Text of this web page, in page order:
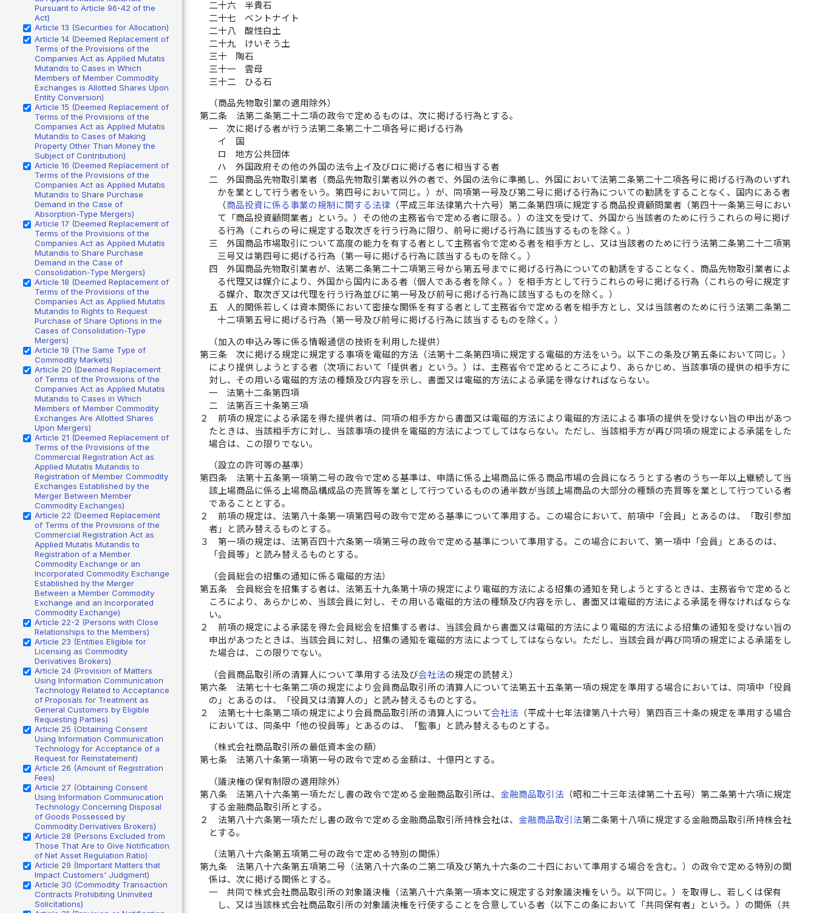
Pursuant to Article 96-42 of the
Act)
Article 13 (Securities for Allocation)
Article 14 (Deemed Replacement of
Terms of the Provisions of the
Companies Act as Applied Mutatis
Mutandis to Cases in Which
Members of Member Commodity
Exchanges is Allotted Shares Upon
Entity Conversion)
Article 15 (Deemed Replacement of
Terms of the Provisions of the
Companies Act as Applied Mutatis
Mutandis to Cases of Making
Property Other Than Money the
Subject of Contribution)
Article 16 (Deemed Replacement of
Terms of the Provisions of the
Companies Act as Applied Mutatis
Mutandis to Share Purchase
Demand in the Case of
Absorption-Type Mergers)
Article 17 (Deemed Replacement of
Terms of the Provisions of the
Companies Act as Applied Mutatis
Mutandis to Share Purchase
Demand in the Case of
Consolidation-Type Mergers)
Article 18 (Deemed Replacement of
Terms of the Provisions of the
Companies Act as Applied Mutatis
Mutandis to Rights to Request
Purchase of Share Options in the
Cases of Consolidation-Type
Mergers)
Article 19 (The Same Type of
Commodity Markets)
Article 20 (Deemed Replacement
of Terms of the Provisions of the
Companies Act as Applied Mutatis
Mutandis to Cases in Which
Members of Member Commodity
Exchanges Are Allotted Shares
Upon Mergers)
Article 21 (Deemed Replacement of
Terms of the Provisions of the
Commercial Registration Act as
Applied Mutatis Mutandis to
Registration of Member Commodity
Exchanges Established by the
Merger Between Member
Commodity Exchanges)
Article 22 (Deemed Replacement
of Terms of the Provisions of the
Commercial Registration Act as
Applied Mutatis Mutandis to
Registration of a Member
Commodity Exchange or an
Incorporated Commodity Exchange
Established by the Merger
Between a Member Commodity
Exchange and an Incorporated
Commodity Exchange)
Article 22-2 (Persons with Close
Relationships to the Members)
Article 23 (Entities Eligible for
Licensing as Commodity
Derivatives Brokers)
Article 24 (Provision of Matters
Using Information Communication
Technology Related to Acceptance
of Proposals for Treatment as
General Customers by Eligible
Requesting Parties)
Article 25 (Obtaining Consent
Using Information Communication
Technology for Acceptance of a
Request for Reinstatement)
Article 26 (Amount of Registration
Fees)
Article 27 (Obtaining Consent
Using Information Communication
Technology Concerning Disposal
of Goods Possessed by
Commodity Derivatives Brokers)
Article 28 (Persons Excluded from
Those That Are to Give Notification
of Net Asset Regulation Ratio)
Article 29 (Important Matters that
Impact Customers' Judgment)
Article 30 (Commodity Transaction
Contracts Prohibiting Uninvited
Solicitations)
二十六
半貴石
二十七
ベントナイト
二十八
酸性白土
二十九
けいそう土
三十
陶石
三十一
雲母
三十二
ひる石
（商品先物取引業の適用除外）
第二条
法第二条第二十二項の政令で定めるものは、次に掲げる行為とする。
一
次に掲げる者が行う法第二条第二十二項各号に掲げる行為
イ
国
ロ
地方公共団体
ハ
外国政府その他の外国の法令上イ及びロに掲げる者に相当する者
二
外国商品先物取引業者（商品先物取引業者以外の者で、外国の法令に準拠し、外国において法第二条第二十二項各号に掲げる行為のいずれ
かを業として行う者をいう。第四号において同じ。）が、同項第一号及び第二号に掲げる行為についての勧誘をすることなく、国内にある者
（商品投資に係る事業の規制に関する法律 （平成三年法律第六十六号）第二条第四項に規定する商品投資顧問業者（第四十一条第三号におい
て「商品投資顧問業者」という。）その他の主務省令で定める者に限る。）の注文を受けて、外国から当該者のために行うこれらの号に掲げ
る行為（これらの号に規定する取次ぎを行う行為に限り、前号に掲げる行為に該当するものを除く。）
三
外国商品市場取引について高度の能力を有する者として主務省令で定める者を相手方とし、又は当該者のために行う法第二条第二十二項第
三号又は第四号に掲げる行為（第一号に掲げる行為に該当するものを除く。）
四
外国商品先物取引業者が、法第二条第二十二項第三号から第五号までに掲げる行為についての勧誘をすることなく、商品先物取引業者によ
る代理又は媒介により、外国から国内にある者（個人である者を除く。）を相手方として行うこれらの号に掲げる行為（これらの号に規定す
る媒介、取次ぎ又は代理を行う行為並びに第一号及び前号に掲げる行為に該当するものを除く。）
五
人的関係若しくは資本関係において密接な関係を有する者として主務省令で定める者を相手方とし、又は当該者のために行う法第二条第二
十二項第五号に掲げる行為（第一号及び前号に掲げる行為に該当するものを除く。）
（加入の申込み等に係る情報通信の技術を利用した提供）
第三条
次に掲げる規定に規定する事項を電磁的方法（法第十二条第四項に規定する電磁的方法をいう。以下この条及び第五条において同じ。）
により提供しようとする者（次項において「提供者」という。）は、主務省令で定めるところにより、あらかじめ、当該事項の提供の相手方に
対し、その用いる電磁的方法の種類及び内容を示し、書面又は電磁的方法による承諾を得なければならない。
一
法第十二条第四項
二
法第百三十条第三項
２
前項の規定による承諾を得た提供者は、同項の相手方から書面又は電磁的方法により電磁的方法による事項の提供を受けない旨の申出があつ
たときは、当該相手方に対し、当該事項の提供を電磁的方法によつてしてはならない。ただし、当該相手方が再び同項の規定による承諾をした
場合は、この限りでない。
（設立の許可等の基準）
第四条
法第十五条第一項第二号の政令で定める基準は、申請に係る上場商品に係る商品市場の会員になろうとする者のうち一年以上継続して当
該上場商品に係る上場商品構成品の売買等を業として行つているものの過半数が当該上場商品の大部分の種類の売買等を業として行つている者
であることとする。
２
前項の規定は、法第八十条第一項第四号の政令で定める基準について準用する。この場合において、前項中「会員」とあるのは、「取引参加
者」と読み替えるものとする。
３
第一項の規定は、法第百四十六条第一項第三号の政令で定める基準について準用する。この場合において、第一項中「会員」とあるのは、
「会員等」と読み替えるものとする。
（会員総会の招集の通知に係る電磁的方法）
第五条
会員総会を招集する者は、法第五十九条第十項の規定により電磁的方法による招集の通知を発しようとするときは、主務省令で定めると
ころにより、あらかじめ、当該会員に対し、その用いる電磁的方法の種類及び内容を示し、書面又は電磁的方法による承諾を得なければならな
い。
２
前項の規定による承諾を得た会員総会を招集する者は、当該会員から書面又は電磁的方法により電磁的方法による招集の通知を受けない旨の
申出があつたときは、当該会員に対し、招集の通知を電磁的方法によつてしてはならない。ただし、当該会員が再び同項の規定による承諾をし
た場合は、この限りでない。
（会員商品取引所の清算人について準用する法及び会社法の規定の読替え）
第六条
法第七十七条第二項の規定により会員商品取引所の清算人について法第五十五条第一項の規定を準用する場合においては、同項中「役員
の」とあるのは、「役員又は清算人の」と読み替えるものとする。
２
法第七十七条第二項の規定により会員商品取引所の清算人について会社法（平成十七年法律第八十六号）第四百三十条の規定を準用する場合
においては、同条中「他の役員等」とあるのは、「監事」と読み替えるものとする。
（株式会社商品取引所の最低資本金の額）
第七条
法第八十条第一項第一号の政令で定める金額は、十億円とする。
（議決権の保有制限の適用除外）
第八条
法第八十六条第一項ただし書の政令で定める金融商品取引所は、 金融商品取引法（昭和二十三年法律第二十五号）第二条第十六項に規定
する金融商品取引所とする。
２
法第八十六条第一項ただし書の政令で定める金融商品取引所持株会社は、 金融商品取引法第二条第十八項に規定する金融商品取引所持株会社
とする。
（法第八十六条第五項第二号の政令で定める特別の関係）
第九条
法第八十六条第五項第二号（法第八十六条の二第二項及び第九十六条の二十四において準用する場合を含む。）の政令で定める特別の関
係は、次に掲げる関係とする。
一
共同で株式会社商品取引所の対象議決権（法第八十六条第一項本文に規定する対象議決権をいう。以下同じ。）を取得し、若しくは保有
し、又は当該株式会社商品取引所の対象議決権を行使することを合意している者（以下この条において「共同保有者」という。）の関係（共